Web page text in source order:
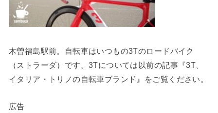
木曽福島駅前。自転車はいつもの3Tのロードバイク
（ストラーダ）です。3Tについては以前の記事『3T、
イタリア・トリノの自転車ブランド』をご覧ください。
広告